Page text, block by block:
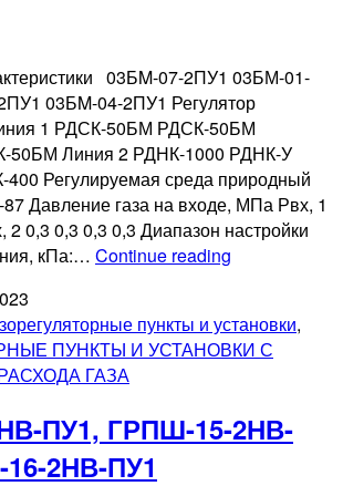
03БM-07-2ПУ1 03БМ-01-
03БM-04-2ПУ1 Регулятор
1 РДСК-50БМ РДСК-50БМ
Линия 2 РДНК-1000 РДНК-У
Регулируемая среда природный
Давление газа на входе, МПа Рвх, 1
2 0,3 0,3 0,3 0,3 Диапазон настройки
кПа:… Continue reading
2ПУ1,
ПГБ-03БМ-
пункты и установки,
ПУНКТЫ И УСТАНОВКИ С
ГАЗА
ПУ1, ГРПШ-15-2НВ-
2НВ-ПУ1